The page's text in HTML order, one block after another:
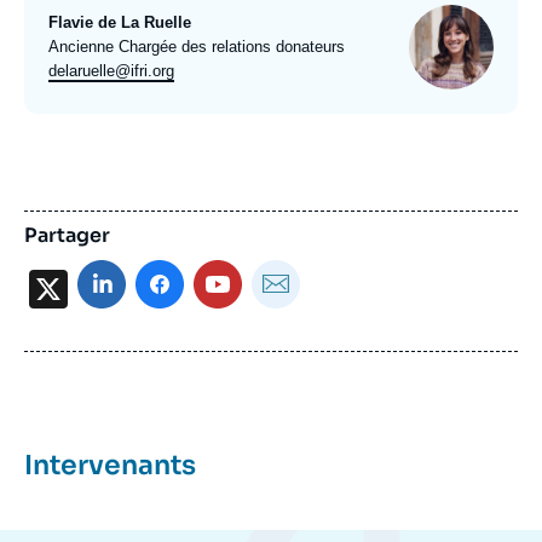
Flavie de La Ruelle
Intitulé
du
Ancienne Chargée des relations donateurs
Email
delaruelle@ifri.org
Photo
Partager
X
Intervenants